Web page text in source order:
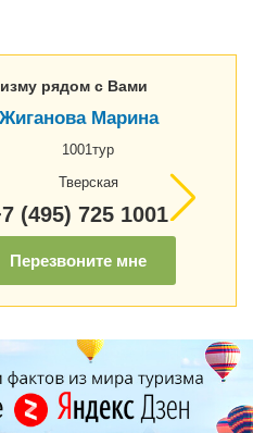
рядом с Вами
Жиганова Марина
1001тур
Тверская
(495) 725 1001
Перезвоните мне